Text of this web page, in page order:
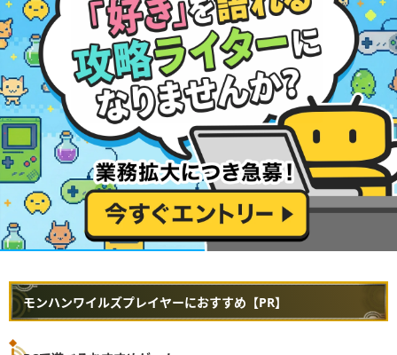
モンハンワイルズプレイヤーにおすすめ【PR】